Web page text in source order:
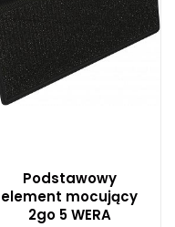
Podstawowy
element mocujący
2go 5 WERA